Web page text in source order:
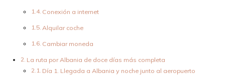
Conexión a internet
Alquilar coche
Cambiar moneda
La ruta por Albania de doce días más completa
Día 1. Llegada a Albania y noche junto al aeropuerto